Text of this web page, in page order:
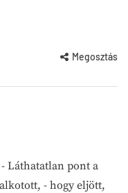
Megosztás
Láthatatlan pont a
- hogy eljött,